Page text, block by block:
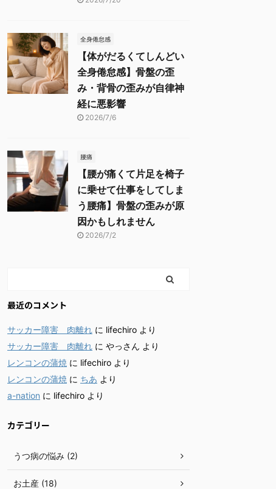
全身倦怠感
【体がだるくてしんどい
全身倦怠感】骨盤の歪
み・背骨の歪みが自律神
経に悪影響
2026/7/6
腰痛
【腰が痛くて片足を椅子
に乗せて仕事をしてしま
う腰痛】骨盤の歪みが原
因かもしれません
2026/7/2
最近のコメント
サッカー障害 肉離れ に lifechiro より
サッカー障害 肉離れ に やっさん より
レンコンの蒲焼 に lifechiro より
レンコンの蒲焼 に ちあ より
a-nation に lifechiro より
カテゴリー
うつ病の悩み (2)
お土産 (18)